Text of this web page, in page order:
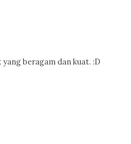
beragam dan kuat. :D